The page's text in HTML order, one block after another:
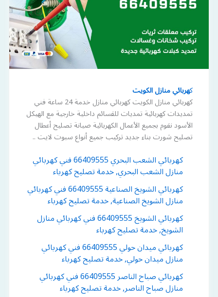
كهربائي منازل الكويت
كهربائي منازل الكويت كهربائي منازل خدمة 24 ساعة فني
تمديدات كهربائية تمديات للقسائم داخلية خارجية مع الهيكل
الأسود نقوم بجميع الأعمال الكهربائية صيانة تصليح أعطال
تصليح شورت بناء جديد تركيب جميع أنواع سبوت لايت ..
كهربائي الشعب البحري 66409555 فني كهربائي
منازل الشعب البحري, خدمة تصليح كهرباء
كهربائي الشويخ الصناعية 66409555 فني كهربائي
منازل الشويخ الصناعية, خدمة تصليح كهرباء
كهربائي الشويخ 66409555 فني كهربائي منازل
الشويخ, خدمة تصليح كهرباء
كهربائي ميدان حولي 66409555 فني كهربائي
منازل ميدان حولي, خدمة تصليح كهرباء
كهربائي صباح الناصر 66409555 فني كهربائي
منازل صباح الناصر, خدمة تصليح كهرباء